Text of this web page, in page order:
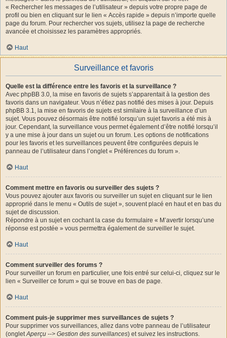
« Rechercher les messages de l’utilisateur » depuis votre propre page de
profil ou bien en cliquant sur le lien « Accès rapide » depuis n’importe quelle
page du forum. Pour rechercher vos sujets, utilisez la page de recherche
avancée et choisissez les paramètres appropriés.
Haut
Surveillance et favoris
Quelle est la différence entre les favoris et la surveillance ?
Avec phpBB 3.0, la mise en favoris de sujets s’apparentait à la gestion des
favoris dans un navigateur. Vous n’étiez pas notifié des mises à jour. Depuis
phpBB 3.1, la mise en favoris de sujets est similaire à la surveillance d’un
sujet. Vous pouvez désormais être notifié lorsqu’un sujet favoris a été mis à
jour. Cependant, la surveillance vous permet également d’être notifié lorsqu’il
y a une mise à jour dans un sujet ou un forum. Les options de notifications
pour les favoris et les surveillances peuvent être configurées depuis le
panneau de l’utilisateur dans l’onglet « Préférences du forum ».
Haut
Comment mettre en favoris ou surveiller des sujets ?
Vous pouvez ajouter aux favoris ou surveiller un sujet en cliquant sur le lien
approprié dans le menu « Outils de sujet », souvent placé en haut et en bas du
sujet de discussion.
Répondre à un sujet en cochant la case du formulaire « M’avertir lorsqu’une
réponse est postée » vous permettra également de surveiller le sujet.
Haut
Comment surveiller des forums ?
Pour surveiller un forum en particulier, une fois entré sur celui-ci, cliquez sur le
lien « Surveiller ce forum » qui se trouve en bas de page.
Haut
Comment puis-je supprimer mes surveillances de sujets ?
Pour supprimer vos surveillances, allez dans votre panneau de l’utilisateur
(ongletAperçu --> Gestion des surveillances) et suivez les instructions.